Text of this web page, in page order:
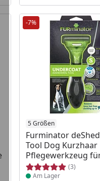
-7%
5 Größen
Furminator
Tool Dog Kurzhaar
Pflegewerkzeug
(3)
Produkt am Lager
Am Lager